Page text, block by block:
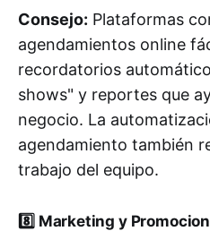
Consejo: Plataformas
agendamientos online
recordatorios
shows" y reportes que
negocio. La
agendamiento también
trabajo del equipo.
8️⃣ Marketing y